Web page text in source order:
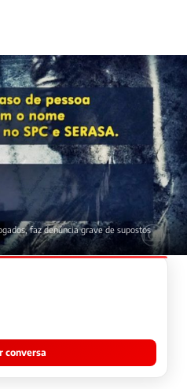
faz denúncia grave de supostos
conversa